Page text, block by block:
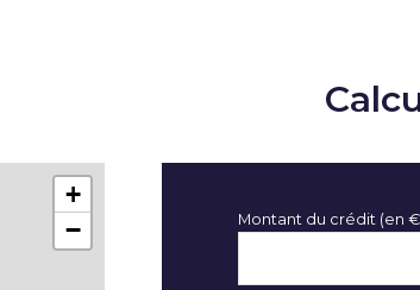
+
−
Montant du crédit (en